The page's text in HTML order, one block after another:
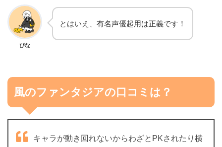
ぴな
とはいえ、有名声優起用は正義です！
風のファンタジアの口コミは？
キャラが動き回れないからわざとPKされたり横